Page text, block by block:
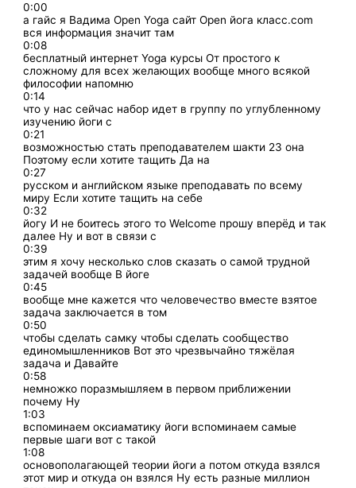
0:00
а гайс я Вадима Open Yoga сайт Open йога класс.com
вся информация значит там
0:08
бесплатный интернет Yoga курсы От простого к
сложному для всех желающих вообще много всякой
философии напомню
0:14
что у нас сейчас набор идет в группу по углубленному
изучению йоги с
0:21
возможностью стать преподавателем шакти 23 она
Поэтому если хотите тащить Да на
0:27
русском и английском языке преподавать по всему
миру Если хотите тащить на себе
0:32
йогу И не боитесь этого то Welcome прошу вперёд и так
далее Ну и вот в связи с
0:39
этим я хочу несколько слов сказать о самой трудной
задачей вообще В йоге
0:45
вообще мне кажется что человечество вместе взятое
задача заключается в том
0:50
чтобы сделать самку чтобы сделать сообщество
единомышленников Вот это чрезвычайно тяжёлая
задача и Давайте
0:58
немножко поразмышляем в первом приближении
почему Ну
1:03
вспоминаем оксиаматику йоги вспоминаем самые
первые шаги вот с такой
1:08
основополагающей теории йоги а потом откуда взялся
этот мир и откуда он взялся Ну есть разные миллион